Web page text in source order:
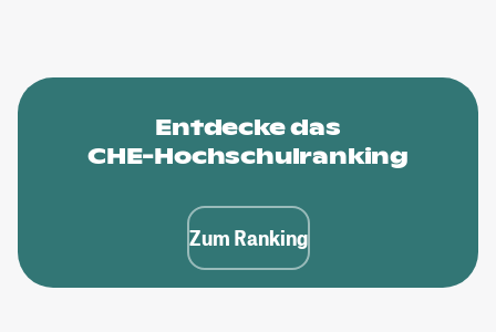
Entdecke das
CHE-Hochschulranking
Zum Ranking